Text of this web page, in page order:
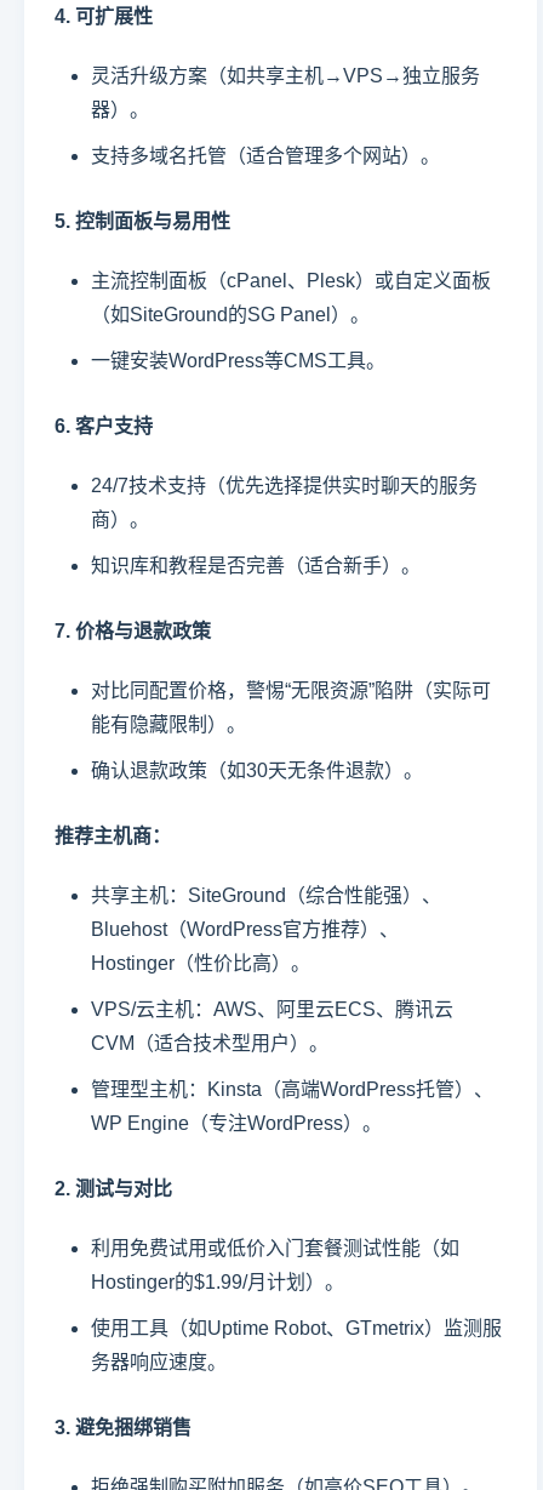
4. 可扩展性
灵活升级方案（如共享主机→VPS→独立服务
器）。
支持多域名托管（适合管理多个网站）。
5. 控制面板与易用性
主流控制面板（cPanel、Plesk）或自定义面板
（如SiteGround的SG Panel）。
一键安装WordPress等CMS工具。
6. 客户支持
24/7技术支持（优先选择提供实时聊天的服务
商）。
知识库和教程是否完善（适合新手）。
7. 价格与退款政策
对比同配置价格，警惕“无限资源”陷阱（实际可
能有隐藏限制）。
确认退款政策（如30天无条件退款）。
推荐主机商：
共享主机：SiteGround（综合性能强）、
Bluehost（WordPress官方推荐）、
Hostinger（性价比高）。
VPS/云主机：AWS、阿里云ECS、腾讯云
CVM（适合技术型用户）。
管理型主机：Kinsta（高端WordPress托管）、
WP Engine（专注WordPress）。
2. 测试与对比
利用免费试用或低价入门套餐测试性能（如
Hostinger的$1.99/月计划）。
使用工具（如Uptime Robot、GTmetrix）监测服
务器响应速度。
3. 避免捆绑销售